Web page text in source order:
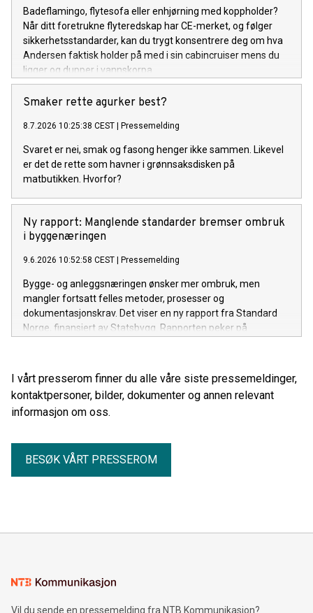
Badeflamingo, flytesofa eller enhjørning med koppholder?
Når ditt foretrukne flyteredskap har CE-merket, og følger
sikkerhetsstandarder, kan du trygt konsentrere deg om hva
Andersen faktisk holder på med i sin cabincruiser mens du
ligger og dupper i vannskorpa.
Smaker rette agurker best?
8.7.2026 10:25:38 CEST | Pressemelding
Svaret er nei, smak og fasong henger ikke sammen. Likevel
er det de rette som havner i grønnsaksdisken på
matbutikken. Hvorfor?
Ny rapport: Manglende standarder bremser ombruk
i byggenæringen
9.6.2026 10:52:58 CEST | Pressemelding
Bygge- og anleggsnæringen ønsker mer ombruk, men
mangler fortsatt felles metoder, prosesser og
dokumentasjonskrav. Det viser en ny rapport fra Standard
Norge, finansiert av Statsbygg. Rapporten peker på
I vårt presserom finner du alle våre siste pressemeldinger,
kontaktpersoner, bilder, dokumenter og annen relevant
informasjon om oss.
BESØK VÅRT PRESSEROM
Vil du sende en pressemelding fra NTB Kommunikasjon?